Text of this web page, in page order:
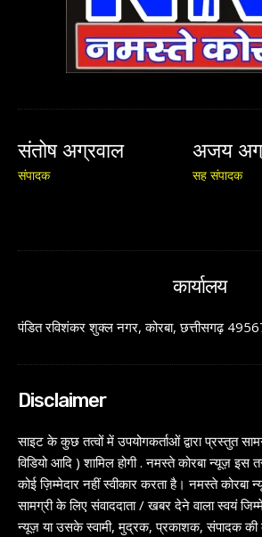
संतोष अग्रवाल
संपादक
अजय
सह संपादक
कार्यालय
पंडित रविशंकर शुक्ल नगर, कोरबा, छत्तीसगढ़
Disclaimer
साइट के कुछ तत्वों में उपयोगकर्ताओं द्वारा प्रस्तुत
विडियो आदि ) शामिल होगी . नमस्ते कोरबा न्यूज़ इस
कोई ज़िम्मेदार नहीं स्वीकार करता है। नमस्ते कोरबा
सामग्री के लिए संवाददाता / खबर देने वाला स्वयं
न्यूज़ या उसके स्वामी, मुद्रक, प्रकाशक, संपादक की